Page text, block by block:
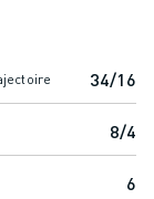
34/16
8/4
6